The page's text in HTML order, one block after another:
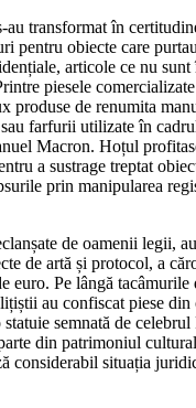
transformat în
pentru obiecte care
articole ce nu
piesele
produse de renumita
farfurii utilizate în
Macron. Hoțul
a sustrage treptat
prin manipularea
de oamenii legii,
de artă și protocol, a
euro. Pe lângă
au confiscat piese din
semnată de
din patrimoniul
considerabil situația